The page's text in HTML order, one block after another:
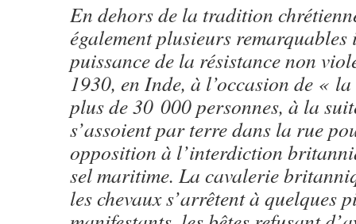
En dehors de la tradition
également plusieurs remarquables
puissance de la résistance non
1930, en Inde, à l’occasion de «
plus de 30 000 personnes, à la
s’assoient par terre dans la rue
opposition à l’interdiction
sel maritime. La cavalerie
les chevaux s’arrêtent à quelques